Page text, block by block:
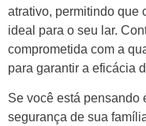
atrativo, permitindo que
ideal para o seu lar.
comprometida com a
para garantir a eficácia
Se você está pensando
segurança de sua